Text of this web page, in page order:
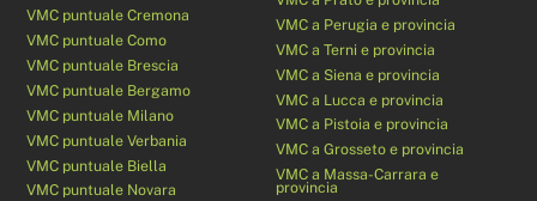
VMC puntuale Cremona
VMC puntuale Como
VMC puntuale Brescia
VMC puntuale Bergamo
VMC puntuale Milano
VMC puntuale Verbania
VMC puntuale Biella
VMC puntuale Novara
VMC a Perugia e provincia
VMC a Terni e provincia
VMC a Siena e provincia
VMC a Lucca e provincia
VMC a Pistoia e provincia
VMC a Grosseto e provincia
VMC a Massa-Carrara e
provincia